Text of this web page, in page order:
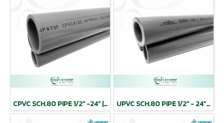
CPVC SCH.80 PIPE 1/2” -24” | ท่อ วาล์ว ฟิตติ้ง ระบบท่อโรงงาน ท่อเคมี ท่อเทา ท่อทนแรงดันสูง UPVC SCH.80 PIPE 1/2” - 24” | ท่อ วาล์ว ฟิตติ้ง ระบบท่อโรงงาน ท่อเคมี ท่อเทา ท่อทนแรงดันสูง